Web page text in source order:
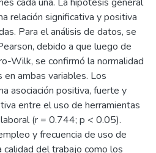
relación significativa y positiva
Para el análisis de datos, se
debido a que luego de
Wilk, se confirmó la normalidad
ambas variables. Los
asociación positiva, fuerte y
entre el uso de herramientas
(r = 0.744; p < 0.05).
y frecuencia de uso de
del trabajo como los